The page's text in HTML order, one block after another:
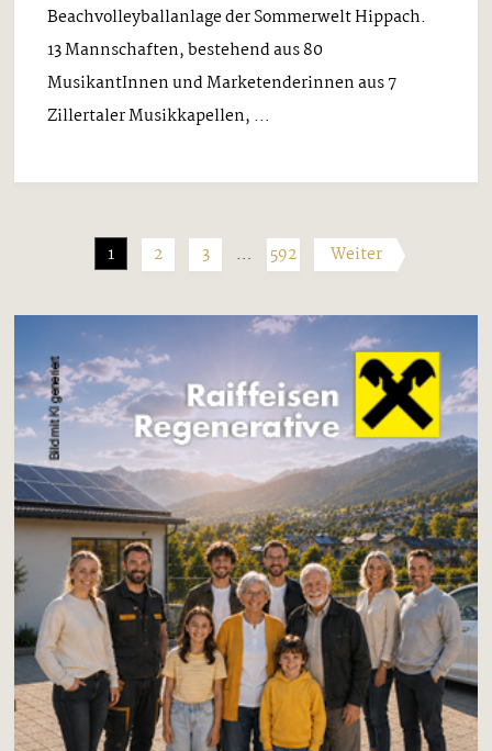
Beachvolleyballanlage der Sommerwelt Hippach.
13 Mannschaften, bestehend aus 80
MusikantInnen und Marketenderinnen aus 7
Zillertaler Musikkapellen, ...
1 2 3 … 592 Weiter